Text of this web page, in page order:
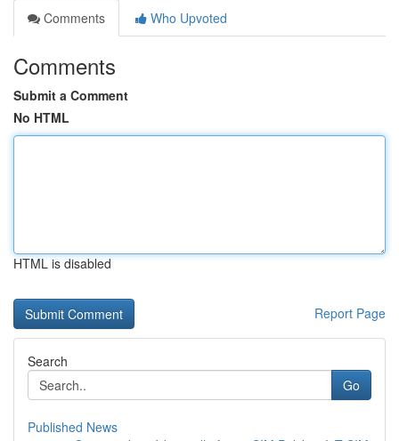
Comments
Who Upvoted
Comments
Submit a Comment
No HTML
HTML is disabled
Report Page
Search
Go
Published News